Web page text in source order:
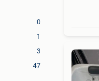
0
1
3
47